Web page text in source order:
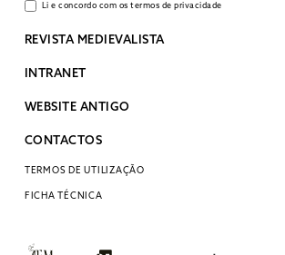
Li e concordo com os termos de privacidade
REVISTA MEDIEVALISTA
INTRANET
WEBSITE ANTIGO
CONTACTOS
TERMOS DE UTILIZAÇÃO
FICHA TÉCNICA